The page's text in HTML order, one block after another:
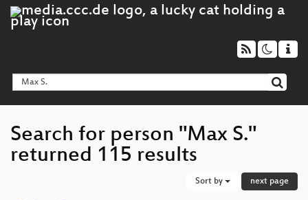
Search for person "Max S."
returned 115 results
Sort by next page